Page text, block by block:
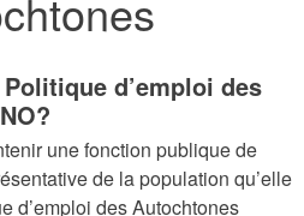
d’emploi des
une fonction publique de
de la population qu’elle
d’emploi des Autochtones